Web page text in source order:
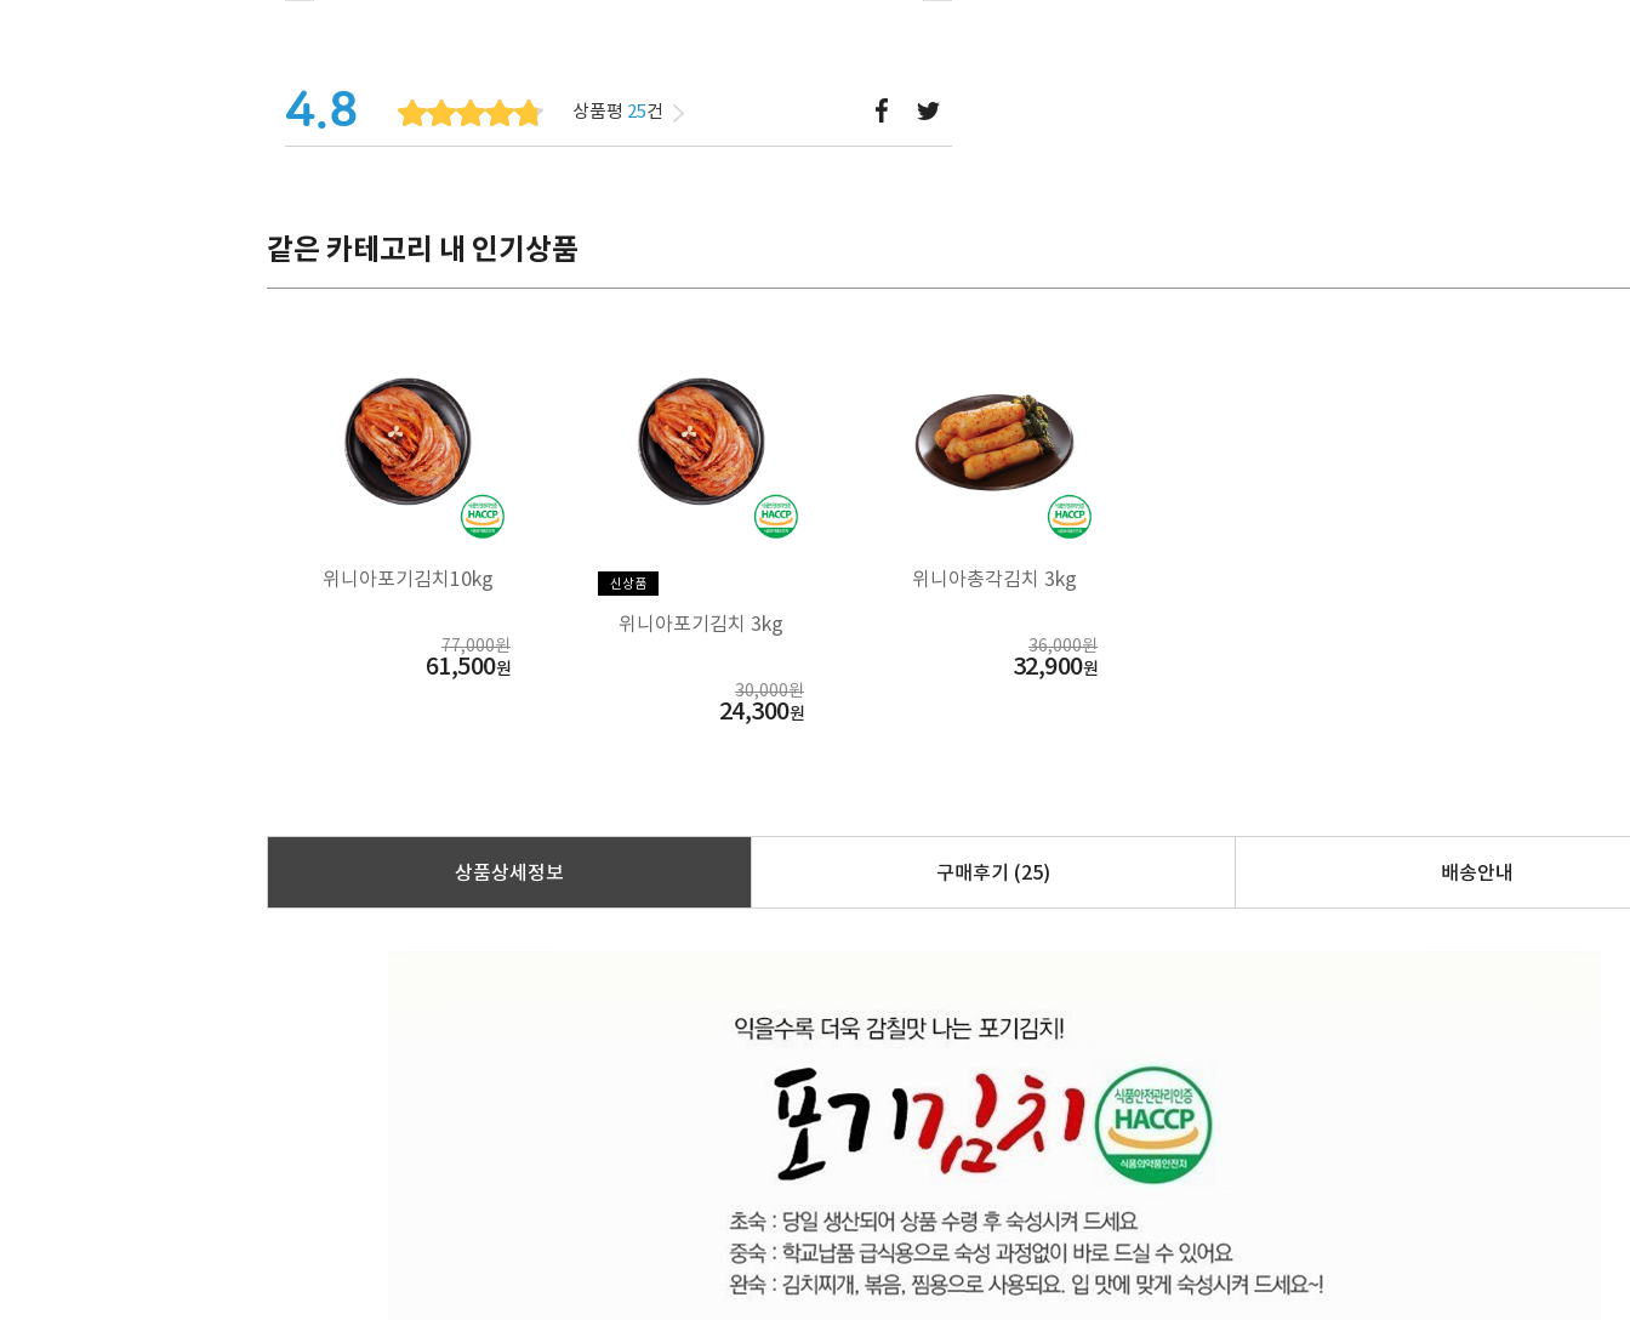
4.8 상품평 25건
같은 카테고리 내 인기상품
위니아포기김치10kg
77,000원
61,500원
신상품
위니아포기김치 3kg
30,000원
24,300원
위니아총각김치 3kg
36,000원
32,900원
상품상세정보 구매후기 (25) 배송안내